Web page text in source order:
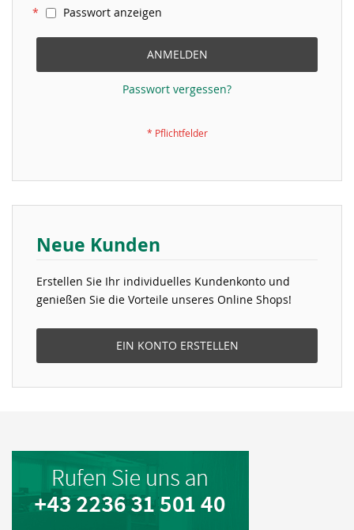
Passwort anzeigen
ANMELDEN
Passwort vergessen?
Neue Kunden
Erstellen Sie Ihr individuelles Kundenkonto und
genießen Sie die Vorteile unseres Online Shops!
EIN KONTO ERSTELLEN